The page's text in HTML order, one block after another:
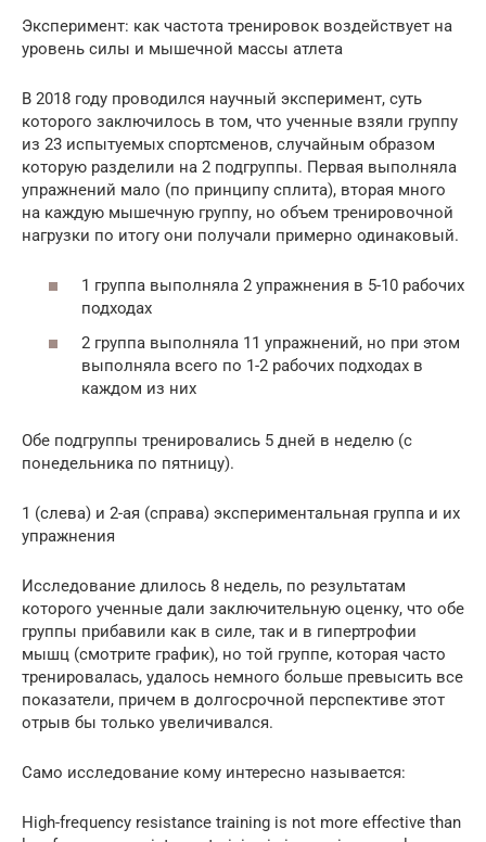
Эксперимент: как частота тренировок воздействует на
уровень силы и мышечной массы атлета
В 2018 году проводился научный эксперимент, суть
которого заключилось в том, что ученные взяли группу
из 23 испытуемых спортсменов, случайным образом
которую разделили на 2 подгруппы. Первая выполняла
упражнений мало (по принципу сплита), вторая много
на каждую мышечную группу, но объем тренировочной
нагрузки по итогу они получали примерно одинаковый.
1 группа выполняла 2 упражнения в 5-10 рабочих
подходах
2 группа выполняла 11 упражнений, но при этом
выполняла всего по 1-2 рабочих подходах в
каждом из них
Обе подгруппы тренировались 5 дней в неделю (с
понедельника по пятницу).
1 (слева) и 2-ая (справа) экспериментальная группа и их
упражнения
Исследование длилось 8 недель, по результатам
которого ученные дали заключительную оценку, что обе
группы прибавили как в силе, так и в гипертрофии
мышц (смотрите график), но той группе, которая часто
тренировалась, удалось немного больше превысить все
показатели, причем в долгосрочной перспективе этот
отрыв бы только увеличивался.
Само исследование кому интересно называется:
High-frequency resistance training is not more effective than